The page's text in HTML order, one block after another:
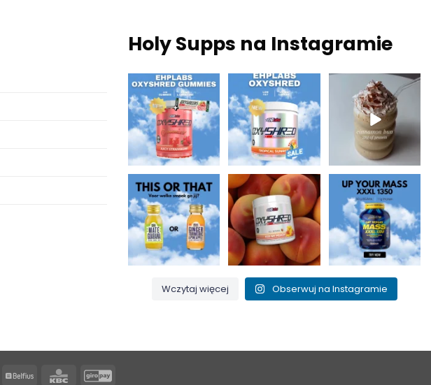
Holy Supps na Instagramie
Nowości w Holy
Supps 🍬⚡
OxyShred Gummies
od...
3
Niska zawartość
tłuszczu i 150 mg
kofeiny w...
0 2
Pożywne, bogate w
białko i idealne na
jesienne...
2 0
Maté i guarana dla
zastrzyku energii czy
imbir,...
0 0
Pocałuj moją
brzoskwinię i spal ten
tłuszcz! 🍑🔥...
1 0
Up Your Mass XXXL
1350 = białka + BCAA
dla budowy...
1 0
Wczytaj więcej Obserwuj na Instagramie
Klarna Belfius KBC GiroPay